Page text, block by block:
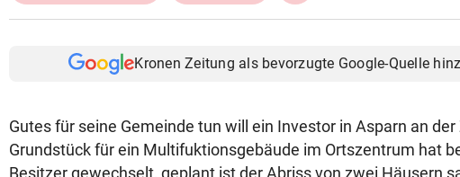
Kronen Zeitung als bevorzugte Google-Quelle
Gutes für seine Gemeinde tun will ein Investor in Asparn an der
Grundstück für ein Multifuktionsgebäude im Ortszentrum hat
Besitzer gewechselt, geplant ist der Abriss von zwei Häusern